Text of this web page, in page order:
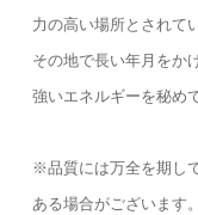
力の高い場所とされて
その地で長い年月をか
強いエネルギーを秘め
※品質には万全を期し
ある場合がございます。